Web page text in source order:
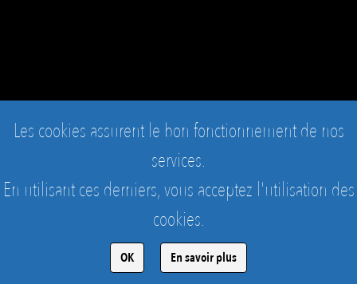
Les cookies assurent le bon fonctionnement de nos
services.
En utilisant ces derniers, vous acceptez l'utilisation des
cookies.
OK En savoir plus